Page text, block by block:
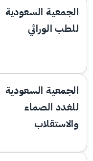
الجمعية السعودية
للطب الوراثي
الجمعية السعودية
للغدد الصماء
والاستقلاب